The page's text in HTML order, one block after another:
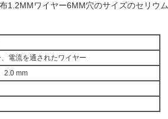
1.2MMワイヤー6MM穴のサイズのセリウム
電流を通されたワイヤー
2.0 mm